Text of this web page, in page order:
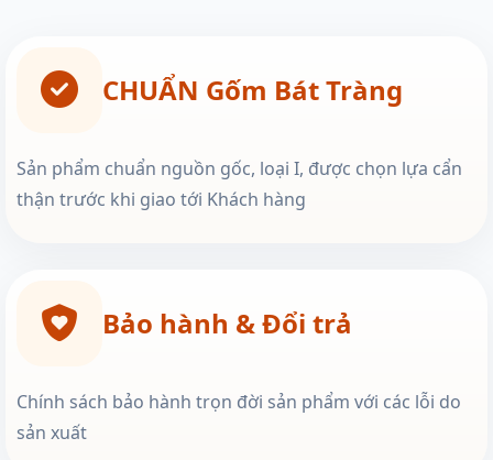
CHUẨN Gốm Bát Tràng
Sản phẩm chuẩn nguồn gốc, loại I, được chọn lựa cẩn
thận trước khi giao tới Khách hàng
Bảo hành & Đổi trả
Chính sách bảo hành trọn đời sản phẩm với các lỗi do
sản xuất